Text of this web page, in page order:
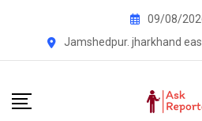
09/08/
Jamshedpur. jharkhand